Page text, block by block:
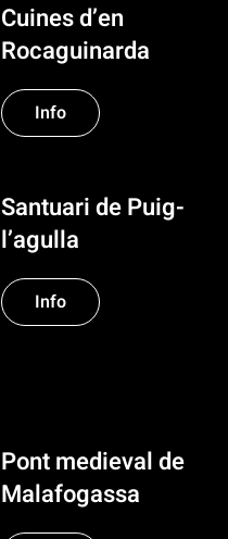
Cuines d’en
Rocaguinarda
Info
Santuari de Puig-
l’agulla
Info
Pont medieval de
Malafogassa